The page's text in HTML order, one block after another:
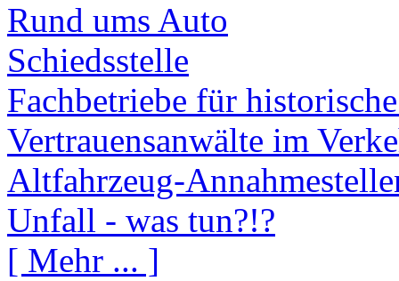
Rund ums Auto
Schiedsstelle
Fachbetriebe für
Vertrauensanwälte im
Altfahrzeug-
Unfall - was tun?!?
[ Mehr ... ]